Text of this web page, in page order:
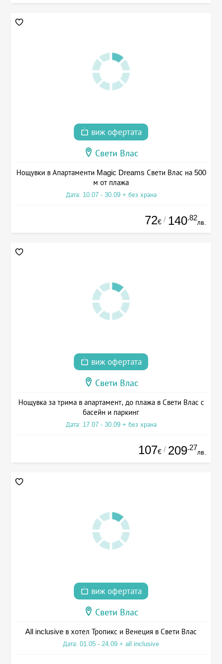
виж офертата
Свети Влас
Нощувки в Апартаменти Magic Dreams Свети Влас на 500
м от плажа
Дата: 10.07 - 30.09 + без храна
72€ / 140.82
лв.
виж офертата
Свети Влас
Нощувка за трима в апартамент, до плажа в Свети Влас с
басейн и паркинг
Дата: 17.07 - 30.09 + без храна
107€ / 209.27
лв.
виж офертата
Свети Влас
All inclusive в хотел Тропикс и Венеция в Свети Влас
Дата: 01.05 - 24.09 + all inclusive